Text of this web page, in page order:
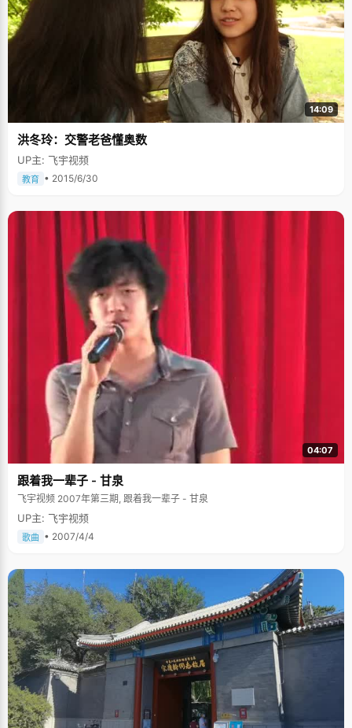
14:09
洪冬玲：交警老爸懂奥数
UP主: 飞宇视频
教育 • 2015/6/30
04:07
跟着我一辈子 - 甘泉
飞宇视频 2007年第三期, 跟着我一辈子 - 甘泉
UP主: 飞宇视频
歌曲 • 2007/4/4